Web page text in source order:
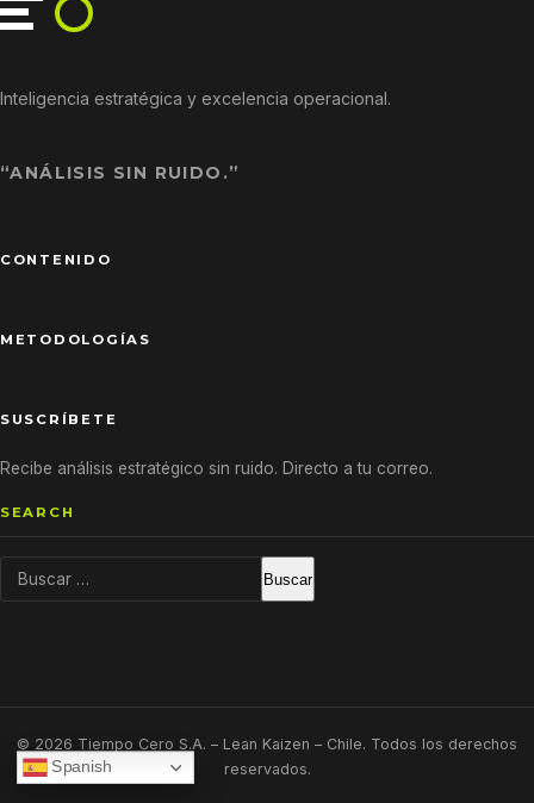
Inteligencia estratégica y excelencia operacional.
“ANÁLISIS SIN RUIDO.”
CONTENIDO
METODOLOGÍAS
SUSCRÍBETE
Recibe análisis estratégico sin ruido. Directo a tu correo.
SEARCH
Buscar:
© 2026 Tiempo Cero S.A. – Lean Kaizen – Chile. Todos los derechos
reservados.
Spanish